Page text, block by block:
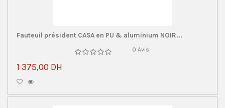
Fauteuil président CASA en PU & aluminium NOIR...
0 Avis
1 375,00 DH